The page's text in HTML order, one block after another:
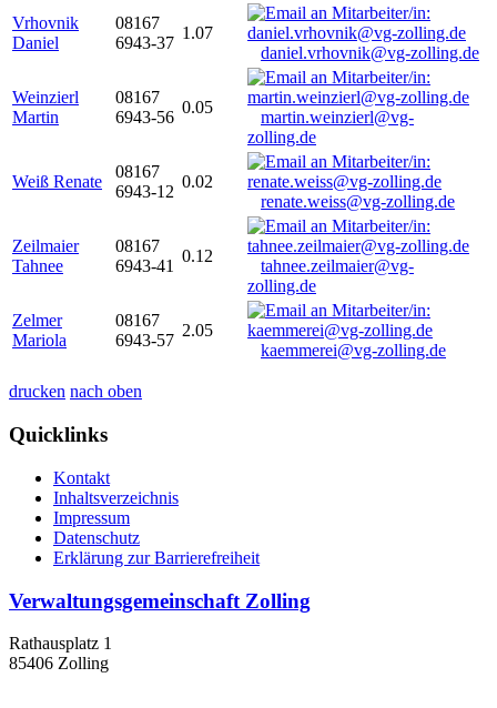
Vrhovnik
Daniel
08167
6943-37
1.07
daniel.vrhovnik@vg-zolling.de
Weinzierl
Martin
08167
6943-56
0.05
martin.weinzierl@vg-
zolling.de
Weiß Renate
08167
6943-12
0.02
renate.weiss@vg-zolling.de
Zeilmaier
Tahnee
08167
6943-41
0.12
tahnee.zeilmaier@vg-
zolling.de
Zelmer
Mariola
08167
6943-57
2.05
kaemmerei@vg-zolling.de
drucken nach oben
Quicklinks
Kontakt
Inhaltsverzeichnis
Impressum
Datenschutz
Erklärung zur Barrierefreiheit
Verwaltungsgemeinschaft Zolling
Rathausplatz 1
85406 Zolling